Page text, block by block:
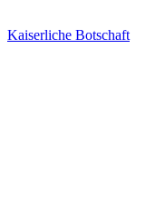
Kaiserliche Botschaft